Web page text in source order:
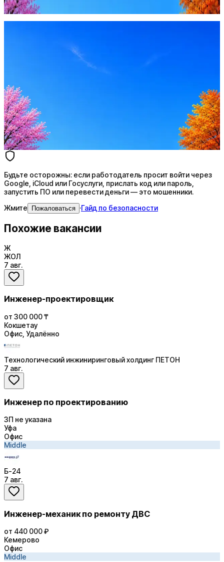
Жмите Пожаловаться
Стратегия поиска с AI: рынки, позиции, вилка, каналы
Будьте осторожны: если работодатель просит войти через
Google, iCloud или Госуслуги, прислать код или пароль,
запустить ПО или перевести деньги — это мошенники.
Жмите
Пожаловаться ·Гайд по безопасности
Похожие вакансии
Ж
ЖОЛ
7 авг.
Инженер-проектировщик
от 300 000 ₸
Кокшетау
Офис, Удалённо
Технологический инжиниринговый холдинг ПЕТОН
7 авг.
Инженер по проектированию
ЗП не указана
Уфа
Офис
Middle
Б-24
7 авг.
Инженер-механик по ремонту ДВС
от 440 000 ₽
Кемерово
Офис
Middle